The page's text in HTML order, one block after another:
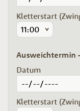
Kletterstart
Ausweichtermin
Datum
Kletterstart